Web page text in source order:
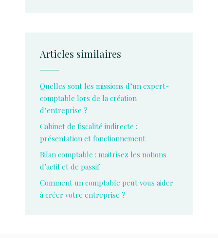
Articles similaires
Quelles sont les missions d’un expert-
comptable lors de la création
d’entreprise ?
Cabinet de fiscalité indirecte :
présentation et fonctionnement
Bilan comptable : maitrisez les notions
d’actif et de passif
Comment un comptable peut vous aider
à créer votre entreprise ?